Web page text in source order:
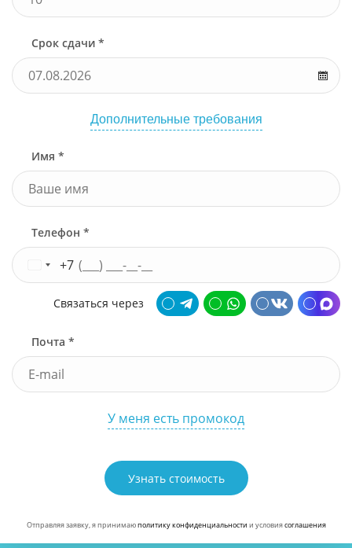
Срок сдачи *
Дополнительные требования
Имя *
Телефон *
+7
Связаться через
Почта *
У меня есть промокод
Узнать стоимость
Отправляя заявку, я принимаюполитику конфиденциальности и условиясоглашения